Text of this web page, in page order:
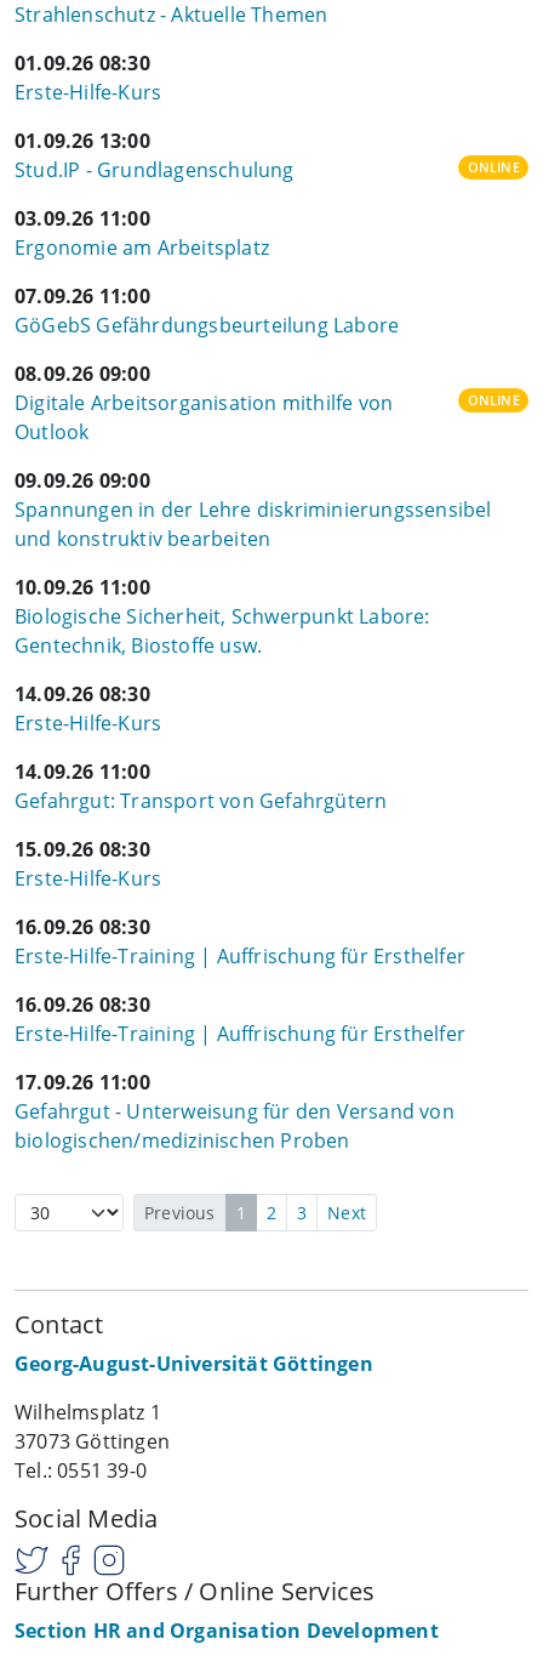
Strahlenschutz - Aktuelle Themen
01.09.26 08:30
Erste-Hilfe-Kurs
01.09.26 13:00
Stud.IP - Grundlagenschulung
ONLINE
03.09.26 11:00
Ergonomie am Arbeitsplatz
07.09.26 11:00
GöGebS Gefährdungsbeurteilung Labore
08.09.26 09:00
Digitale Arbeitsorganisation mithilfe von
Outlook
ONLINE
09.09.26 09:00
Spannungen in der Lehre diskriminierungssensibel
und konstruktiv bearbeiten
10.09.26 11:00
Biologische Sicherheit, Schwerpunkt Labore:
Gentechnik, Biostoffe usw.
14.09.26 08:30
Erste-Hilfe-Kurs
14.09.26 11:00
Gefahrgut: Transport von Gefahrgütern
15.09.26 08:30
Erste-Hilfe-Kurs
16.09.26 08:30
Erste-Hilfe-Training | Auffrischung für Ersthelfer
16.09.26 08:30
Erste-Hilfe-Training | Auffrischung für Ersthelfer
17.09.26 11:00
Gefahrgut - Unterweisung für den Versand von
biologischen/medizinischen Proben
Previous 1 2 3 Next
Contact
Georg-August-Universität Göttingen
Wilhelmsplatz 1
37073 Göttingen
Tel.: 0551 39-0
Social Media
Further Offers / Online Services
Section HR and Organisation Development